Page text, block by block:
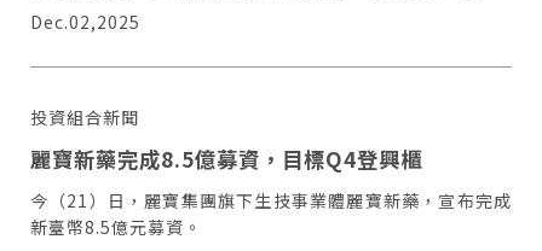
登興櫃、股票代號7882
Dec.02,2025
投資組合新聞
麗寶新藥完成8.5億募資，目標Q4登興櫃
今（21）日，麗寶集團旗下生技事業體麗寶新藥，宣布完成
新臺幣8.5億元募資。